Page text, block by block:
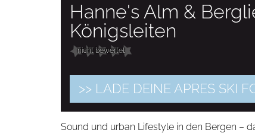
Hanne's Alm &
Königsleiten
nicht bewertet
>> LADE DEINE APRES SKI
Sound und urban Lifestyle in den Bergen –